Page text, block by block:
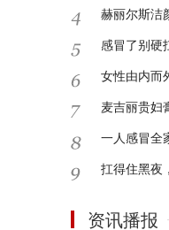
赫丽尔斯洁
感冒了别硬
女性由内而
麦吉丽贵妇
一人感冒全
扛得住黑夜
资讯播报